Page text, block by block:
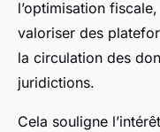
l’optimisation
valoriser des
la circulation des
juridictions.
Cela souligne